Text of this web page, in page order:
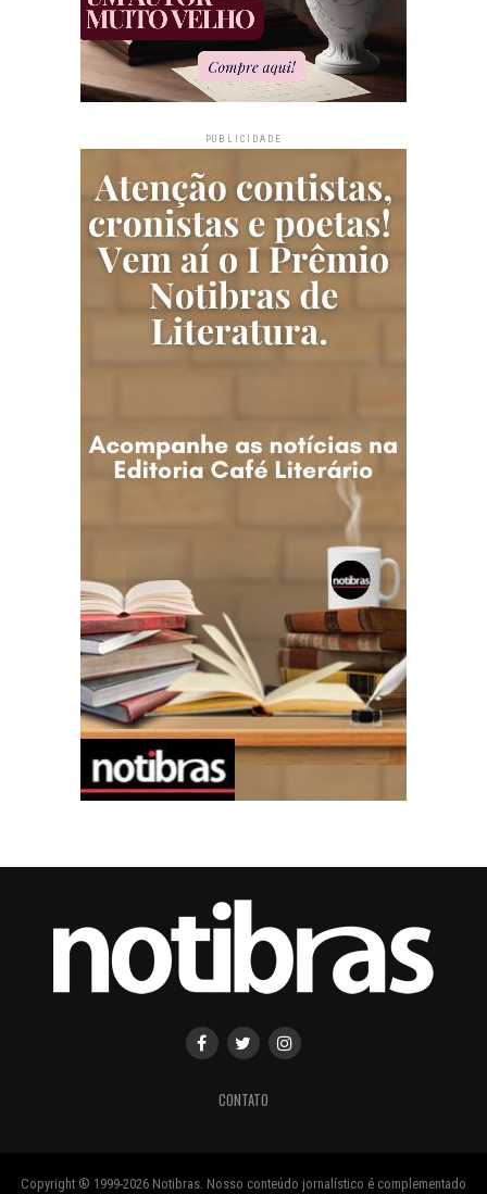
PUBLICIDADE
CONTATO
Copyright ® 1999-2026 Notibras. Nosso conteúdo jornalístico é complementado